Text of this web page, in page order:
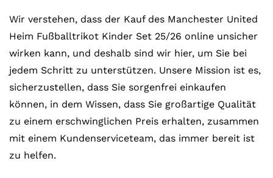
Wir verstehen, dass der Kauf des Manchester United
Heim Fußballtrikot Kinder Set 25/26 online unsicher
wirken kann, und deshalb sind wir hier, um Sie bei
jedem Schritt zu unterstützen. Unsere Mission ist es,
sicherzustellen, dass Sie sorgenfrei einkaufen
können, in dem Wissen, dass Sie großartige Qualität
zu einem erschwinglichen Preis erhalten, zusammen
mit einem Kundenserviceteam, das immer bereit ist
zu helfen.